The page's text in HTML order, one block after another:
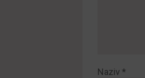
Naziv *